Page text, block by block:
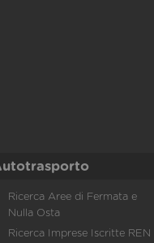
Ricerca Aree di Fermata e
Nulla Osta
Ricerca Imprese Iscritte REN